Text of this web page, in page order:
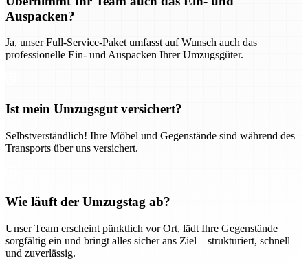
Auspacken?
Ja, unser Full-Service-Paket umfasst auf Wunsch auch das
professionelle Ein- und Auspacken Ihrer Umzugsgüter.
Ist mein Umzugsgut versichert?
Selbstverständlich! Ihre Möbel und Gegenstände sind während des
Transports über uns versichert.
Wie läuft der Umzugstag ab?
Unser Team erscheint pünktlich vor Ort, lädt Ihre Gegenstände
sorgfältig ein und bringt alles sicher ans Ziel – strukturiert, schnell
und zuverlässig.